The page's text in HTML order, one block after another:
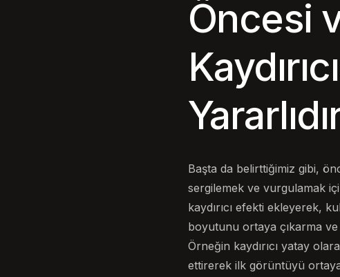
Öncesi
Başta da belirttiğimiz gibi,
sergilemek ve vurgulamak
kaydırıcı efekti ekleyerek,
boyutunu ortaya çıkarma
Örneğin kaydırıcı yatay
ettirerek ilk görüntüyü ortaya